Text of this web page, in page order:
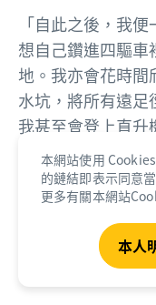
「自此之後，我
想自己鑽進四驅
地。我亦會花時間
水坑，將所有遠足
我甚至會登上直升
放馬過來吧！只
認識吉布河路
本網站使用
的鏈結即表示同意
更多有關本網站
本人